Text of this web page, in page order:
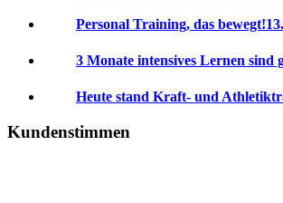
Personal Training, das bewegt!
3 Monate intensives Lernen
Heute stand Kraft- und
Kundenstimmen